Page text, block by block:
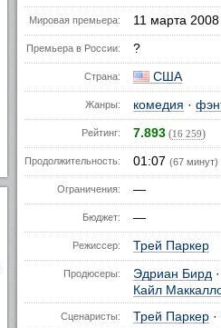
Мировая премьера: 11 марта 2008
Премьера в России: ?
Страна: США
Жанры: комедия ·
Рейтинг: 7.893 (16 259)
Продолжительность: 01:07 (67 минут)
Ограничения: —
Бюджет: —
Режиссер: Трей Паркер
Продюсеры: Эдриан Бирд ·
Кайл
Сценаристы: Трей Паркер ·